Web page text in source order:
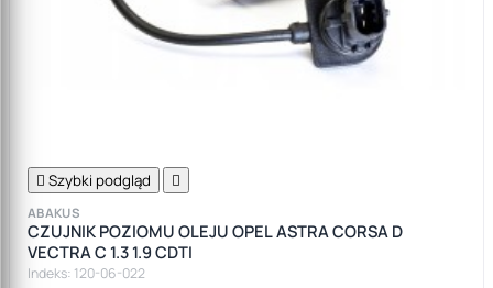
 Szybki podgląd 
ABAKUS
CZUJNIK POZIOMU OLEJU OPEL ASTRA CORSA D
VECTRA C 1.3 1.9 CDTI
Indeks: 120-06-022